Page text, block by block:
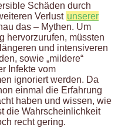
Schäden durch
Verlust unserer
das – Mythen. Um
hervorzurufen, müssten
und intensiveren
sowie „mildere“
Infekte vom
ignoriert werden. Da
einmal die Erfahrung
haben und wissen, wie
die Wahrscheinlichkeit
recht gering.